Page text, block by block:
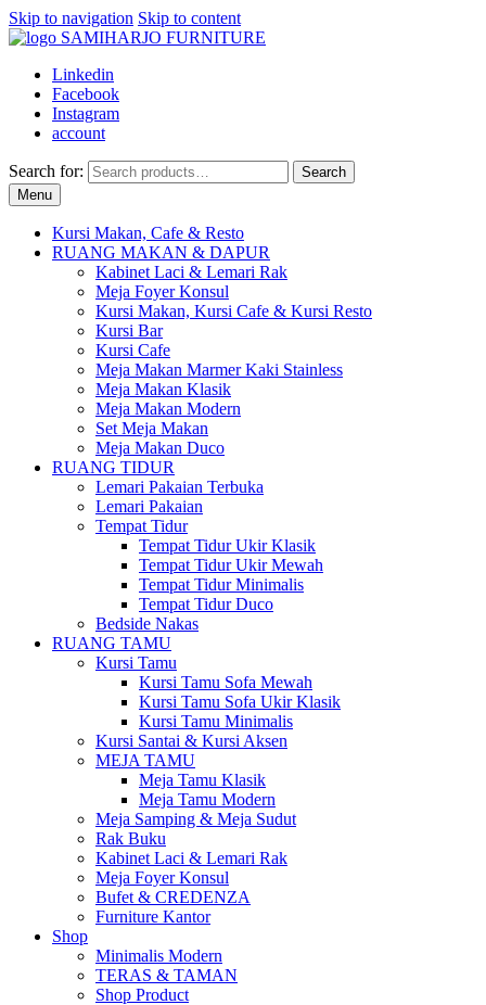
Skip to navigation Skip to content
Linkedin
Facebook
Instagram
account
Search for:
Search
Menu
Kursi Makan, Cafe & Resto
RUANG MAKAN & DAPUR
Kabinet Laci & Lemari Rak
Meja Foyer Konsul
Kursi Makan, Kursi Cafe & Kursi Resto
Kursi Bar
Kursi Cafe
Meja Makan Marmer Kaki Stainless
Meja Makan Klasik
Meja Makan Modern
Set Meja Makan
Meja Makan Duco
RUANG TIDUR
Lemari Pakaian Terbuka
Lemari Pakaian
Tempat Tidur
Tempat Tidur Ukir Klasik
Tempat Tidur Ukir Mewah
Tempat Tidur Minimalis
Tempat Tidur Duco
Bedside Nakas
RUANG TAMU
Kursi Tamu
Kursi Tamu Sofa Mewah
Kursi Tamu Sofa Ukir Klasik
Kursi Tamu Minimalis
Kursi Santai & Kursi Aksen
MEJA TAMU
Meja Tamu Klasik
Meja Tamu Modern
Meja Samping & Meja Sudut
Rak Buku
Kabinet Laci & Lemari Rak
Meja Foyer Konsul
Bufet & CREDENZA
Furniture Kantor
Shop
Minimalis Modern
TERAS & TAMAN
Shop Product